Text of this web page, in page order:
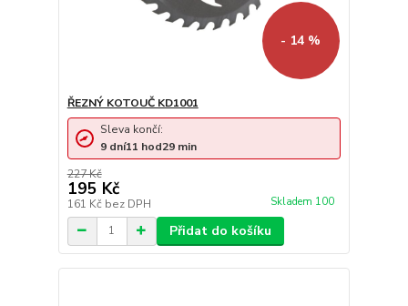
- 14 %
ŘEZNÝ KOTOUČ KD1001
227 Kč
195 Kč
161 Kč bez DPH Skladem 100
Sleva končí:
9 dní11 hod29 min
Přidat do košíku